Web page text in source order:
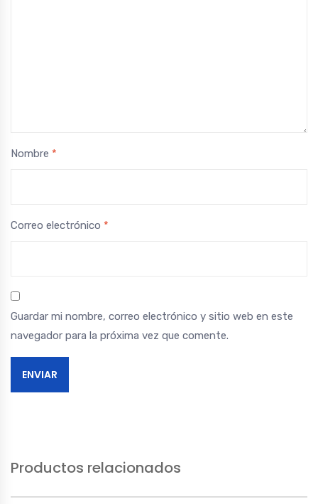
Nombre *
Correo electrónico *
Guardar mi nombre, correo electrónico y sitio web en este
navegador para la próxima vez que comente.
Productos relacionados